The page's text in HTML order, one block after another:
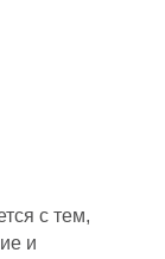
с тем,
и